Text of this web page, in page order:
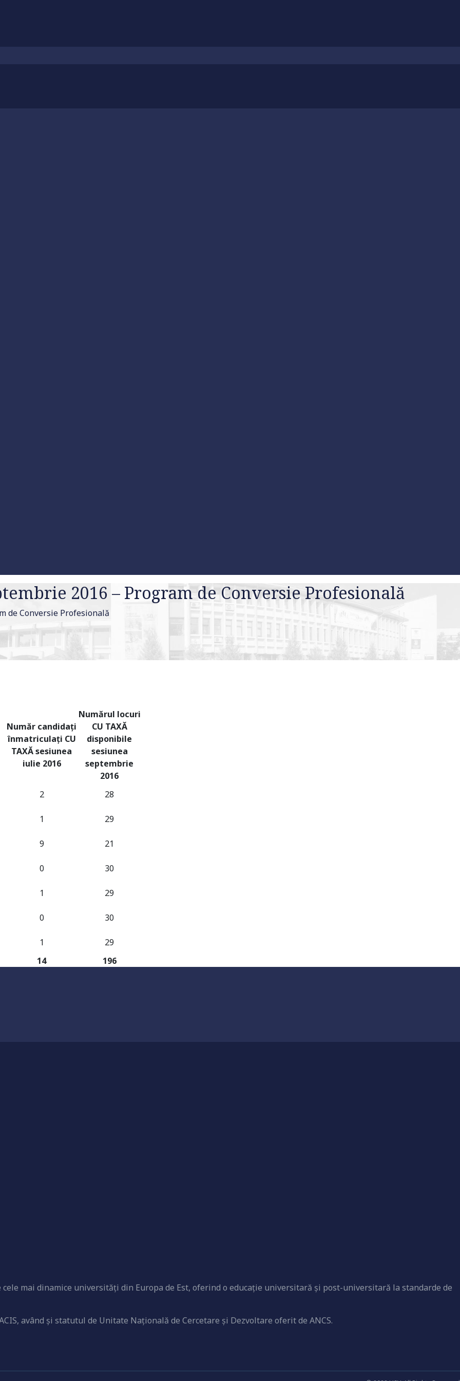
2016 – Program de Conversie Profesională
de Conversie Profesională
Număr candidați
înmatriculați CU
TAXĂ sesiunea
iulie 2016
Numărul locuri
CU TAXĂ
disponibile
sesiunea
septembrie
2016
2
28
1
29
9
21
0
30
1
29
0
30
1
29
14 196
mai dinamice universităţi din Europa de Est, oferind o educaţie universitară şi post-universitară la standarde de
având şi statutul de Unitate Naţională de Cercetare şi Dezvoltare oferit de ANCS.